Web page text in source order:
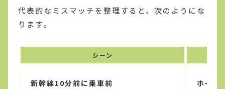
代表的なミスマッチを整理すると、次のようにな
ります。
シーン
新幹線10分前に乗車前 ホーム